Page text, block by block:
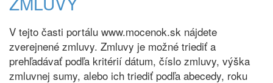
V tejto časti portálu www.mocenok.sk nájdete
zverejnené zmluvy. Zmluvy je možné triediť a
prehľadávať podľa kritérií dátum, číslo zmluvy, výška
zmluvnej sumy, alebo ich triediť podľa abecedy, roku